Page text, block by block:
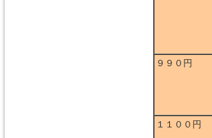
９９０円
１１００円